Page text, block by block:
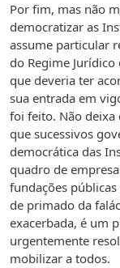
Por fim, mas não
democratizar as
assume particular
do Regime
que deveria ter
sua entrada em
foi feito. Não deixa
que sucessivos
democrática das
quadro de
fundações
de primado da
exacerbada, é um
urgentemente
mobilizar a todos.